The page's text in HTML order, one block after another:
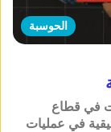
الحوسبة
في قطاع
في عمليات